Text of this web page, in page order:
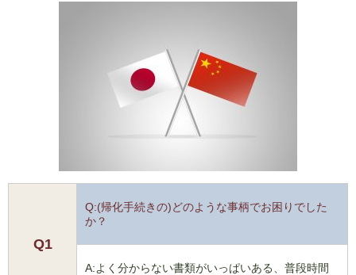
Q1
Q:(帰化手続きの)どのような事柄でお困りでした
か？
A:よく分からない書類がいっぱいある、普段時間